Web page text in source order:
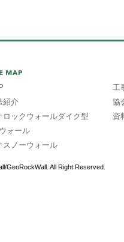
紹介
ロックウォールダイク型
ォール
スノーウォール
工
協
資
GeoRockWall. All Right Reserved.